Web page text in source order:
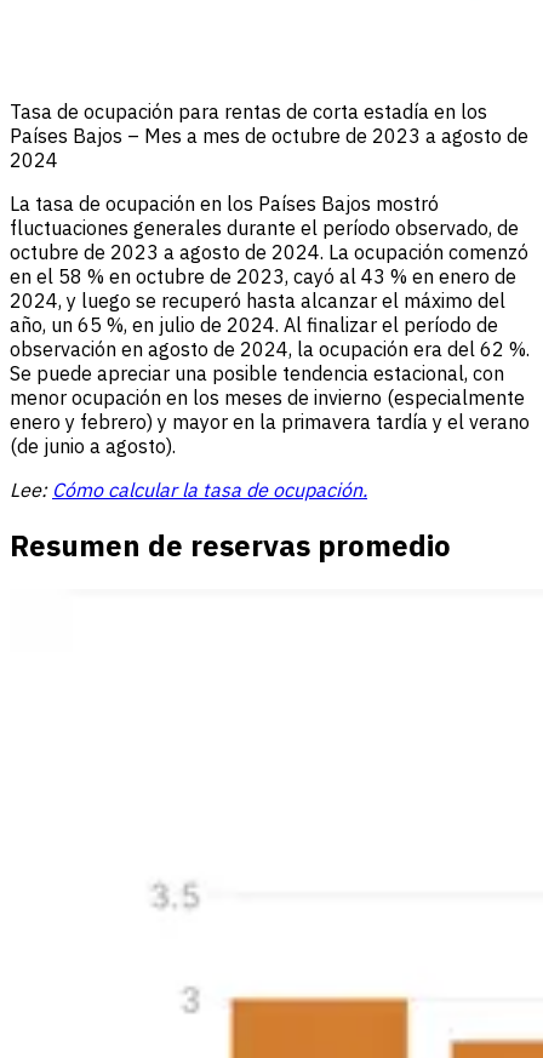
Tasa de ocupación para rentas de corta estadía en los
Países Bajos – Mes a mes de octubre de 2023 a agosto de
2024
La tasa de ocupación en los Países Bajos mostró
fluctuaciones generales durante el período observado, de
octubre de 2023 a agosto de 2024. La ocupación comenzó
en el 58 % en octubre de 2023, cayó al 43 % en enero de
2024, y luego se recuperó hasta alcanzar el máximo del
año, un 65 %, en julio de 2024. Al finalizar el período de
observación en agosto de 2024, la ocupación era del 62 %.
Se puede apreciar una posible tendencia estacional, con
menor ocupación en los meses de invierno (especialmente
enero y febrero) y mayor en la primavera tardía y el verano
(de junio a agosto).
Lee: Cómo calcular la tasa de ocupación.
Resumen de reservas promedio